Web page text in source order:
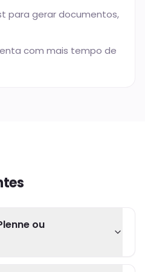
para gerar documentos,
com mais tempo de
ou